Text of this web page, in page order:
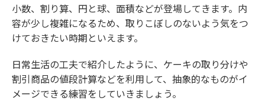
小数、割り算、円と球、面積などが登場してきます。内
容が少し複雑になるため、取りこぼしのないよう気をつ
けておきたい時期といえます。
日常生活の工夫で紹介したように、ケーキの取り分けや
割引商品の値段計算などを利用して、抽象的なものがイ
メージできる練習をしていきましょう。